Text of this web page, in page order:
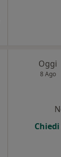
Oggi
8 Ago